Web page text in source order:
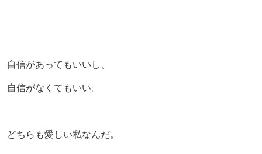
自信があってもいいし、
自信がなくてもいい。
どちらも愛しい私なんだ。